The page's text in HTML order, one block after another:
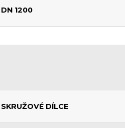
DN 1200
SKRUŽOVÉ DÍLCE